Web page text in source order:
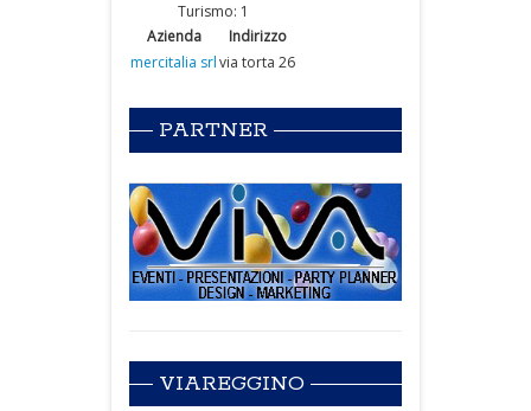
Turismo: 1
Azienda
Indirizzo
mercitalia srlvia torta 26
PARTNER
VIAREGGINO